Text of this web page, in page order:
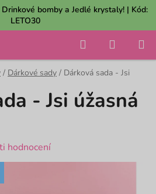
bomby a Jedlé krystaly! | Kód:
LETO30
Hledat
KOŠÍK
/ Dárkové sady / Dárková sada - Jsi
- Jsi úžasná
hodnocení